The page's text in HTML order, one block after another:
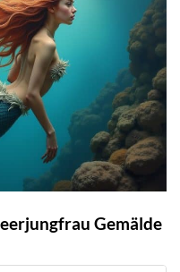
Gemälde